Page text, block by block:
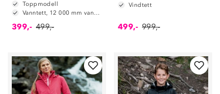
Toppmodell
Vanntett, 12 000 mm vannsøyle
399,- 499,-
Vindtett
499,- 999,-